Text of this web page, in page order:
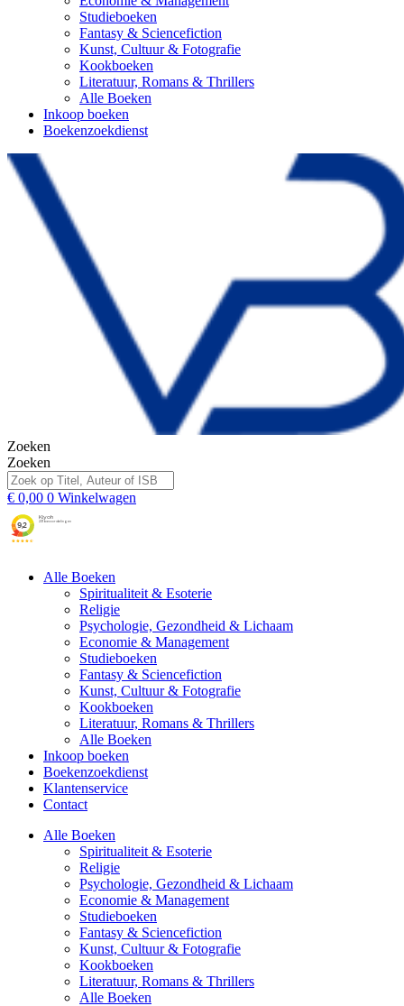
Studieboeken
Fantasy & Sciencefiction
Kunst, Cultuur & Fotografie
Kookboeken
Literatuur, Romans & Thrillers
Alle Boeken
Inkoop boeken
Boekenzoekdienst
Zoeken
Zoeken
€ 0,00 0 Winkelwagen
Alle Boeken
Spiritualiteit & Esoterie
Religie
Psychologie, Gezondheid & Lichaam
Economie & Management
Studieboeken
Fantasy & Sciencefiction
Kunst, Cultuur & Fotografie
Kookboeken
Literatuur, Romans & Thrillers
Alle Boeken
Inkoop boeken
Boekenzoekdienst
Klantenservice
Contact
Alle Boeken
Spiritualiteit & Esoterie
Religie
Psychologie, Gezondheid & Lichaam
Economie & Management
Studieboeken
Fantasy & Sciencefiction
Kunst, Cultuur & Fotografie
Kookboeken
Literatuur, Romans & Thrillers
Alle Boeken